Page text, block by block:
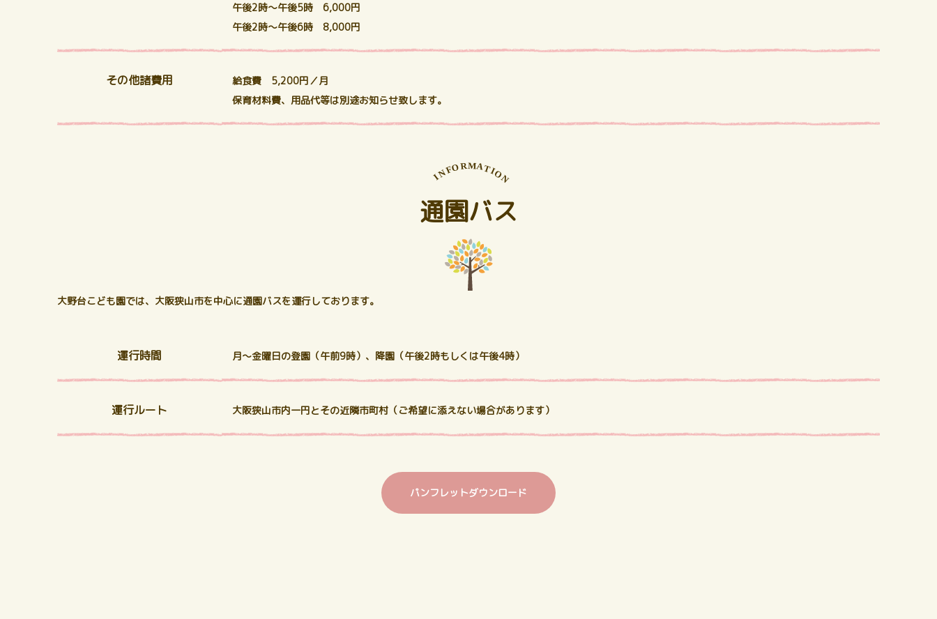
午後2時～午後5時 6,000円
午後2時～午後6時 8,000円
その他諸費用
給食費 5,200円／月
保育材料費、用品代等は別途お知らせ致します。
INFORMATION
通園バス
大野台こども園では、大阪狭山市を中心に通園バスを運行しております。
運行時間 月～金曜日の登園（午前9時）、 降園（午後2時もしくは午後4時）
運行ルート 大阪狭山市内一円とその近隣市町村 （ご希望に添えない場合があります）
パンフレットダウンロード